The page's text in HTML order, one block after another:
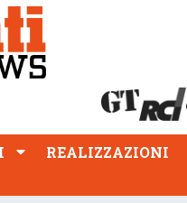
REALIZZAZIONI
REALIZZAZIONI